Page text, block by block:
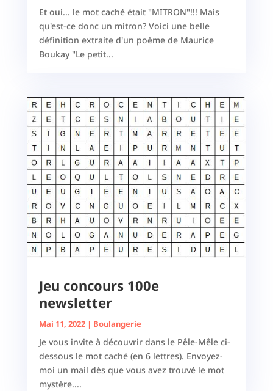
Et oui... le mot caché était "MITRON"!!! Mais
qu'est-ce donc un mitron? Voici une belle
définition extraite d'un poème de Maurice
Boukay "Le petit...
Jeu concours 100e
newsletter
Mai 11, 2022| Boulangerie
Je vous invite à découvrir dans le Pêle-Mêle ci-
dessous le mot caché (en 6 lettres). Envoyez-
moi un mail dès que vous avez trouvé le mot
mystère....